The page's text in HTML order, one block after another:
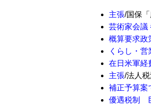
主張/国保
芸術家会議
概算要求政
くらし・
在日米軍経
主張/法人
補正予算案
優遇税制